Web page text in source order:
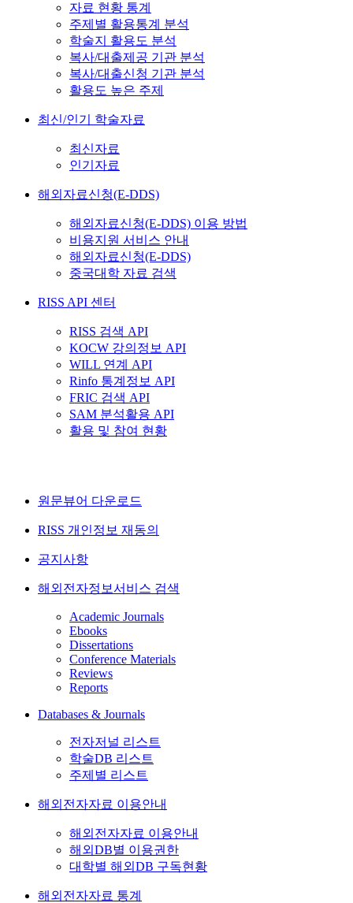
자료 현황 통계
주제별 활용통계 분석
학술지 활용도 분석
복사/대출제공 기관 분석
복사/대출신청 기관 분석
활용도 높은 주제
최신/인기 학술자료
최신자료
인기자료
해외자료신청(E-DDS)
해외자료신청(E-DDS) 이용 방법
비용지원 서비스 안내
해외자료신청(E-DDS)
중국대학 자료 검색
RISS API 센터
RISS 검색 API
KOCW 강의정보 API
WILL 연계 API
Rinfo 통계정보 API
FRIC 검색 API
SAM 분석활용 API
활용 및 참여 현황
원문뷰어 다운로드
RISS 개인정보 재동의
공지사항
해외전자정보서비스 검색
Academic Journals
Ebooks
Dissertations
Conference Materials
Reviews
Reports
Databases & Journals
전자저널 리스트
학술DB 리스트
주제별 리스트
해외전자자료 이용안내
해외전자자료 이용안내
해외DB별 이용권한
대학별 해외DB 구독현황
해외전자자료 통계